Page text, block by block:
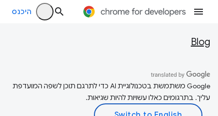
היכנס
Blog
‫Google משתמשת בטכנולוגיית AI כדי לתרגם תוכן לשפה המועדפת
עליך. בתרגומים כאלו עשויות להיות שגיאות.